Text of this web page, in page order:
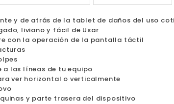
y de atrás de la tablet de daños del uso
liviano y fácil de Usar
con la operación de la pantalla táctil
las líneas de tu equipo
ver horizontal o verticalmente
y parte trasera del dispositivo